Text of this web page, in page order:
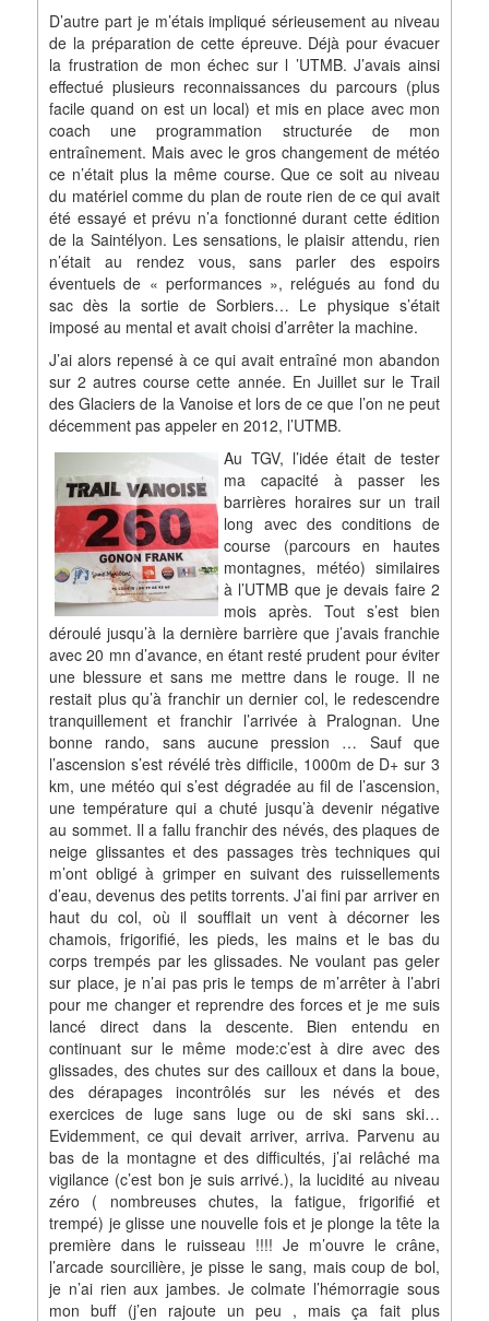
D’autre part je m’étais impliqué sérieusement au niveau
de la préparation de cette épreuve. Déjà pour évacuer
la frustration de mon échec sur l ’UTMB. J’avais ainsi
effectué plusieurs reconnaissances du parcours (plus
facile quand on est un local) et mis en place avec mon
coach une programmation structurée de mon
entraînement. Mais avec le gros changement de météo
ce n’était plus la même course. Que ce soit au niveau
du matériel comme du plan de route rien de ce qui avait
été essayé et prévu n’a fonctionné durant cette édition
de la Saintélyon. Les sensations, le plaisir attendu, rien
n’était au rendez vous, sans parler des espoirs
éventuels de « performances », relégués au fond du
sac dès la sortie de Sorbiers… Le physique s’était
imposé au mental et avait choisi d’arrêter la machine.
J’ai alors repensé à ce qui avait entraîné mon abandon
sur 2 autres course cette année. En Juillet sur le Trail
des Glaciers de la Vanoise et lors de ce que l’on ne peut
décemment pas appeler en 2012, l’UTMB.
Au TGV, l’idée était de tester
ma capacité à passer les
barrières horaires sur un trail
long avec des conditions de
course (parcours en hautes
montagnes, météo) similaires
à l’UTMB que je devais faire 2
mois après. Tout s’est bien
déroulé jusqu’à la dernière barrière que j’avais franchie
avec 20 mn d’avance, en étant resté prudent pour éviter
une blessure et sans me mettre dans le rouge. Il ne
restait plus qu’à franchir un dernier col, le redescendre
tranquillement et franchir l’arrivée à Pralognan. Une
bonne rando, sans aucune pression … Sauf que
l’ascension s’est révélé très difficile, 1000m de D+ sur 3
km, une météo qui s’est dégradée au fil de l’ascension,
une température qui a chuté jusqu’à devenir négative
au sommet. Il a fallu franchir des névés, des plaques de
neige glissantes et des passages très techniques qui
m’ont obligé à grimper en suivant des ruissellements
d’eau, devenus des petits torrents. J’ai fini par arriver en
haut du col, où il soufflait un vent à décorner les
chamois, frigorifié, les pieds, les mains et le bas du
corps trempés par les glissades. Ne voulant pas geler
sur place, je n’ai pas pris le temps de m’arrêter à l’abri
pour me changer et reprendre des forces et je me suis
lancé direct dans la descente. Bien entendu en
continuant sur le même mode:c’est à dire avec des
glissades, des chutes sur des cailloux et dans la boue,
des dérapages incontrôlés sur les névés et des
exercices de luge sans luge ou de ski sans ski…
Evidemment, ce qui devait arriver, arriva. Parvenu au
bas de la montagne et des difficultés, j’ai relâché ma
vigilance (c’est bon je suis arrivé.), la lucidité au niveau
zéro ( nombreuses chutes, la fatigue, frigorifié et
trempé) je glisse une nouvelle fois et je plonge la tête la
première dans le ruisseau !!!! Je m’ouvre le crâne,
l’arcade sourcilière, je pisse le sang, mais coup de bol,
je n’ai rien aux jambes. Je colmate l’hémorragie sous
mon buff (j’en rajoute un peu , mais ça fait plus